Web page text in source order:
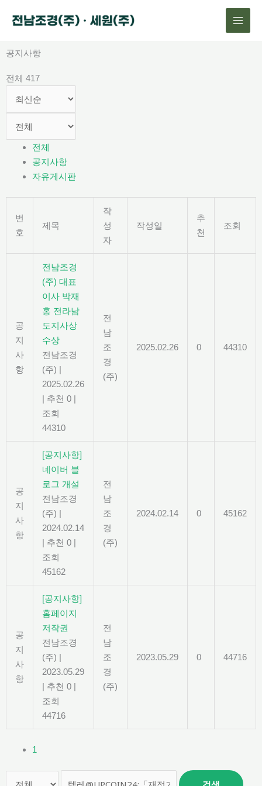
로
너
공지사항
전체 417
전체
공지사항
자유게시판
번
호
제목
작
성
자
작성일
추
천
조회
공
지
사
항
전남조경
(주) 대표
이사 박재
홍 전라남
도지사상
수상
전남조경
(주) |
2025.02.26
| 추천 0 |
조회
44310
전
남
조
경
(주)
2025.02.26 0 44310
공
지
사
항
[공지사항]
네이버 블
로그 개설
전남조경
(주) |
2024.02.14
| 추천 0 |
조회
45162
전
남
조
경
(주)
2024.02.14 0 45162
공
지
사
항
[공지사항]
홈페이지
저작권
전남조경
(주) |
2023.05.29
| 추천 0 |
조회
44716
전
남
조
경
(주)
2023.05.29 0 44716
1